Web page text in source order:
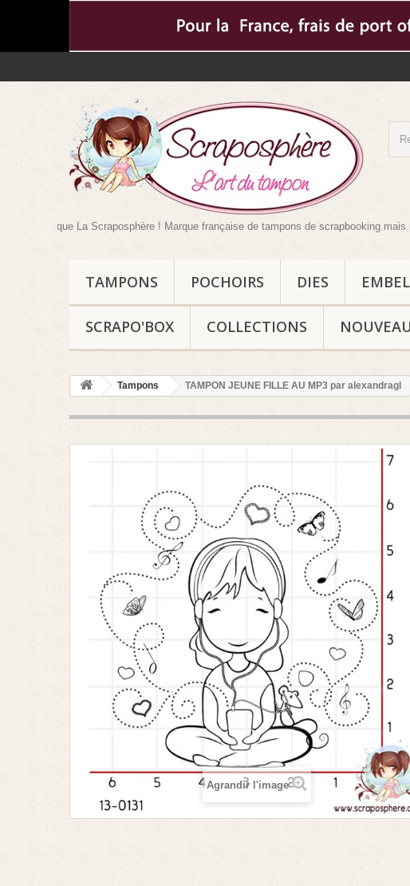
La Scraposphère ! Marque française de tampons de scrapbooking mais pas
TAMPONS POCHOIRS DIES
SCRAPO'BOX COLLECTIONS
Tampons TAMPON JEUNE FILLE AU MP3 par alexandragl
Agrandir l'image